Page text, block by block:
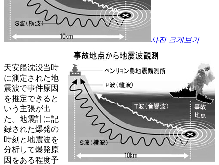
사진 크게보기
天安艦沈没当時
に測定された地
震波で事件原因
を推定できると
いう主張が出
た。地震計に記
録された爆発の
時刻と地震波を
分析して爆発原
因をある程度予